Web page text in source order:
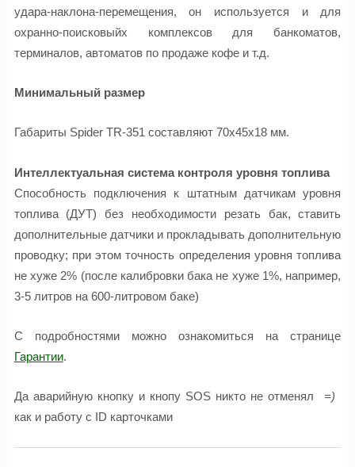
удара-наклона-перемещения, он используется и для
охранно-поисковыйх комплексов для банкоматов,
терминалов, автоматов по продаже кофе и т.д.
Минимальный размер
Габариты Spider TR-351 составляют 70x45x18 мм.
Интеллектуальная система контроля уровня топлива
Способность подключения к штатным датчикам уровня
топлива (ДУТ) без необходимости резать бак, ставить
дополнительные датчики и прокладывать дополнительную
проводку; при этом точность определения уровня топлива
не хуже 2% (после калибровки бака не хуже 1%, например,
3-5 литров на 600-литровом баке)
С подробностями можно ознакомиться на странице
Гарантии.
Да аварийную кнопку и кнопу SOS никто не отменял
=)
как и работу с ID карточками